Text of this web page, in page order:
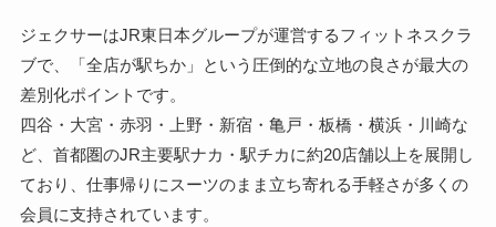
ジェクサーはJR東日本グループが運営するフィットネスクラ
ブで、「全店が駅ちか」という圧倒的な立地の良さが最大の
差別化ポイントです。
四谷・大宮・赤羽・上野・新宿・亀戸・板橋・横浜・川崎な
ど、首都圏のJR主要駅ナカ・駅チカに約20店舗以上を展開し
ており、仕事帰りにスーツのまま立ち寄れる手軽さが多くの
会員に支持されています。